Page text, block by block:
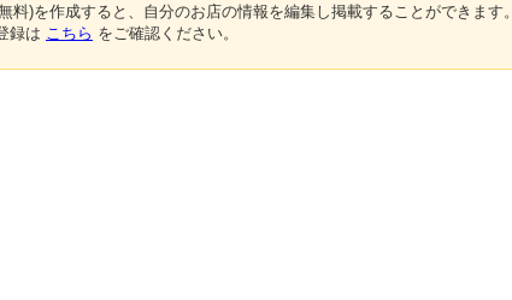
料)を作成すると、自分のお店の情報を編集し掲載することができます。
録は こちら をご確認ください。